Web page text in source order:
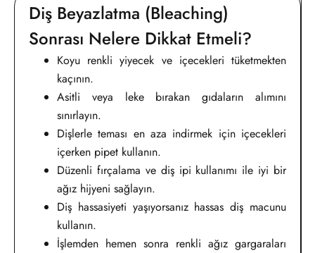
Diş Beyazlatma (Bleaching)
Sonrası Nelere Dikkat Etmeli?
Koyu renkli yiyecek ve içecekleri tüketmekten
kaçının.
Asitli veya leke bırakan gıdaların alımını
sınırlayın.
Dişlerle teması en aza indirmek için içecekleri
içerken pipet kullanın.
Düzenli fırçalama ve diş ipi kullanımı ile iyi bir
ağız hijyeni sağlayın.
Diş hassasiyeti yaşıyorsanız hassas diş macunu
kullanın.
İşlemden hemen sonra renkli ağız gargaraları